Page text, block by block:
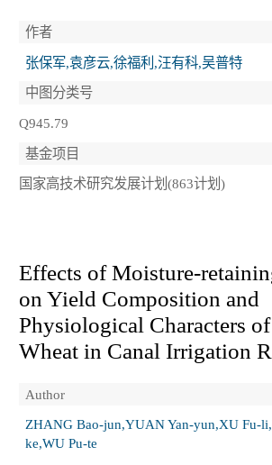
作者
张保军,袁彦云,徐福利,汪有科,吴普特
中图分类号
Q945.79
基金项目
国家高技术研究发展计划(863计划)
Effects of Moisture-
on Yield Composition and
Physiological Characters
Wheat in Canal Irrigation
Author
ZHANG Bao-jun,YUAN Yan-yun,XU Fu-
ke,WU Pu-te